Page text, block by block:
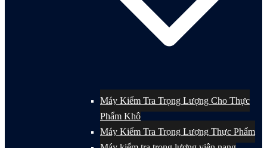
Máy Kiểm Tra Trọng Lượng Cho Thực
Phẩm Khô
Máy Kiểm Tra Trọng Lượng Thực Phẩm